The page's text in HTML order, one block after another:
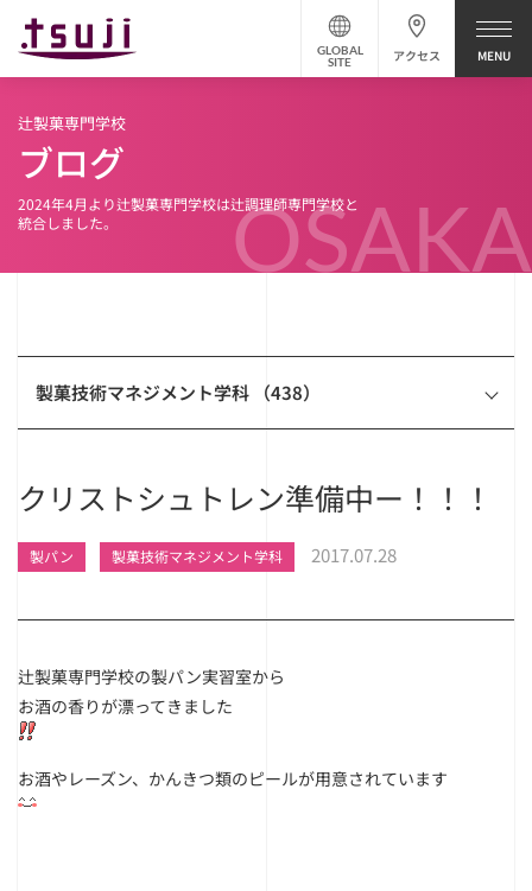
アクセス
GLOBAL
SITE
OSAKA
辻製菓専門学校
ブログ
2024年4月より辻製菓専門学校は辻調理師専門学校と
統合しました。
製菓技術マネジメント学科 （438）
クリストシュトレン準備中ー！！！
製パン 製菓技術マネジメント学科 2017.07.28
辻製菓専門学校の製パン実習室から
お酒の香りが漂ってきました
お酒やレーズン、かんきつ類のピールが用意されています